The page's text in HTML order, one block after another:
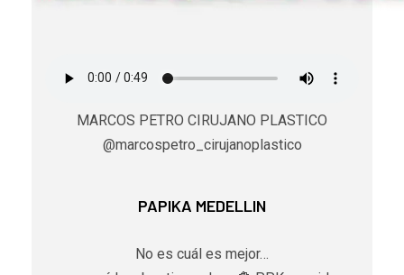
MARCOS PETRO CIRUJANO PLASTICO
@marcospetro_cirujanoplastico
PAPIKA MEDELLIN
No es cuál es mejor…